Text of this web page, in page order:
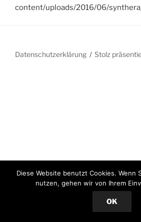
content/uploads/2016/06/
Datenschutzerklärung Stolz
Diese Website benutzt Cookies. Wenn
nutzen, gehen wir von Ihrem
OK